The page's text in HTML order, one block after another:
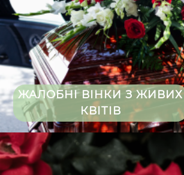
ЖАЛОБНІ ВІНКИ З ЖИВИХ
КВІТІВ